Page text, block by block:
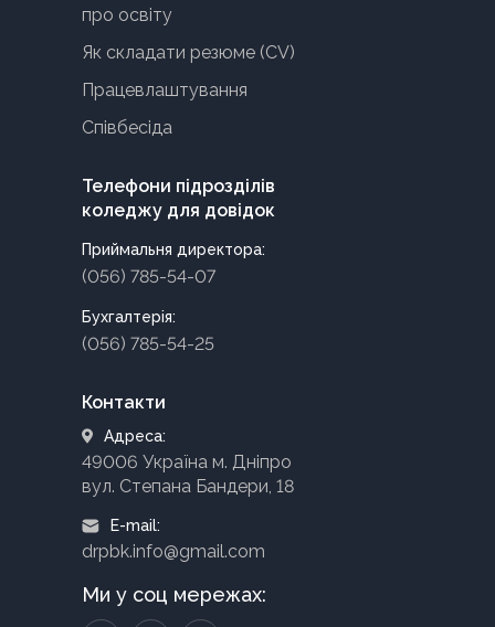
про освіту
Як складати резюме (CV)
Працевлаштування
Співбесіда
Телефони підрозділів
коледжу для довідок
Приймальня директора:
(056) 785-54-07
Бухгалтерія:
(056) 785-54-25
Контакти
Адреса:
49006 Україна м. Дніпро
вул. Степана Бандери, 18
E-mail:
drpbk.info@gmail.com
Ми у соц мережах: